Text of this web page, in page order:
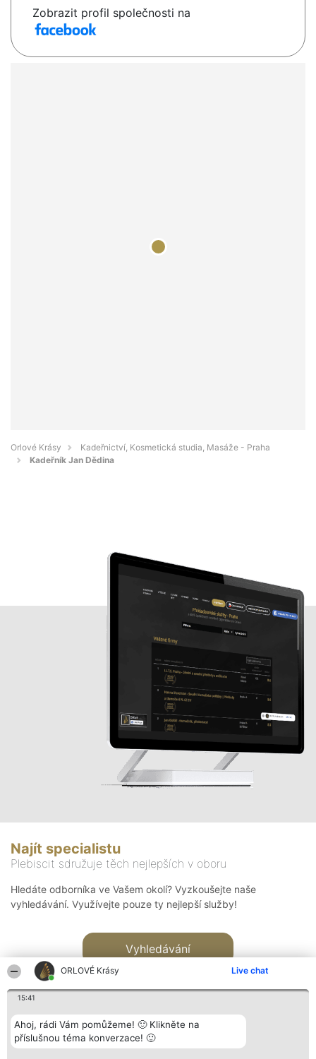
ORLOVÉ Krásy Live chat
15:41
Ahoj, rádi Vám pomůžeme! 🙂 Klikněte na
příslušnou téma konverzace! 🙂
Zobrazit profil společnosti na
Orlové Krásy
Kadeřnictví, Kosmetická studia, Masáže - Praha
Kadeřník Jan Dědina
Najít specialistu
Plebiscit sdružuje těch nejlepších v oboru
Hledáte odborníka ve Vašem okolí? Vyzkoušejte naše
vyhledávání. Využívejte pouze ty nejlepší služby!
Vyhledávání